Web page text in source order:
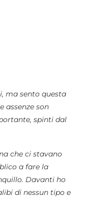
ma sento questa
assenze son
spinti dal
che ci stavano
a fare la
Davanti ho
di nessun tipo e